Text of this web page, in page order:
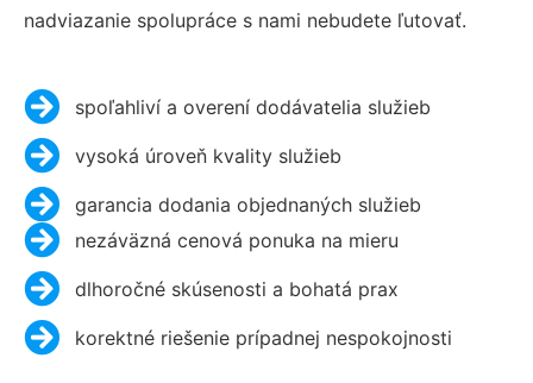
nadviazanie spolupráce s nami nebudete ľutovať.
spoľahliví a overení dodávatelia služieb
vysoká úroveň kvality služieb
garancia dodania objednaných služieb
nezáväzná cenová ponuka na mieru
dlhoročné skúsenosti a bohatá prax
korektné riešenie prípadnej nespokojnosti